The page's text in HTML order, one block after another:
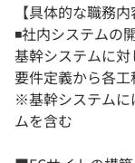
【具体的な職務内
◾️社内システムの
基幹システムに
要件定義から各工
※基幹システムに
ムを含む